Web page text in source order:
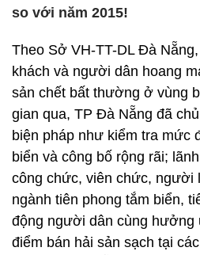
so với năm 2015!
Theo Sở VH-TT-DL Đà
khách và người dân hoang
sản chết bất thường ở vùng
gian qua, TP Đà Nẵng đã
biện pháp như kiểm tra mức
biển và công bố rộng rãi;
công chức, viên chức, người
ngành tiên phong tắm biển,
động người dân cùng hưởng
điểm bán hải sản sạch tại